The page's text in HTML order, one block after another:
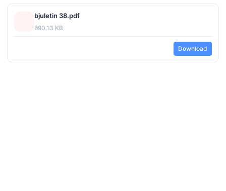
bjuletin 38.pdf
690.13 KB
Download